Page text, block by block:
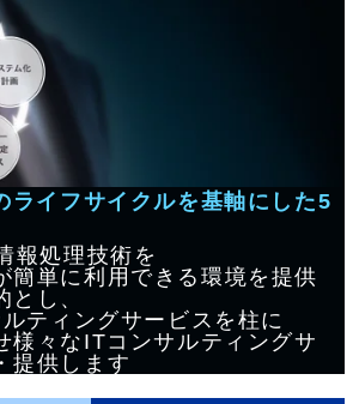
ライフサイクルを基軸にした5
報処理技術を
簡単に利用できる環境を提供
し、
ティングサービスを柱に
様々なITコンサルティングサ
提供します